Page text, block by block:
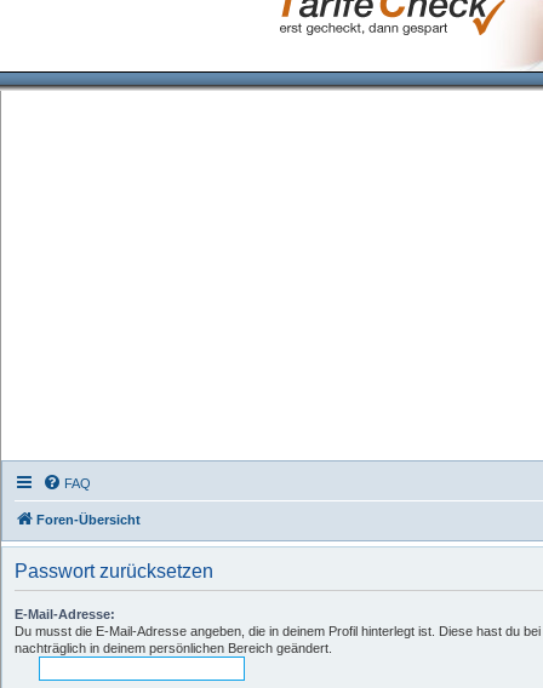
FAQ
Foren-Übersicht
Passwort zurücksetzen
E-Mail-Adresse:
Du musst die E-Mail-Adresse angeben, die in deinem Profil hinterlegt ist. Diese hast du
nachträglich in deinem persönlichen Bereich geändert.